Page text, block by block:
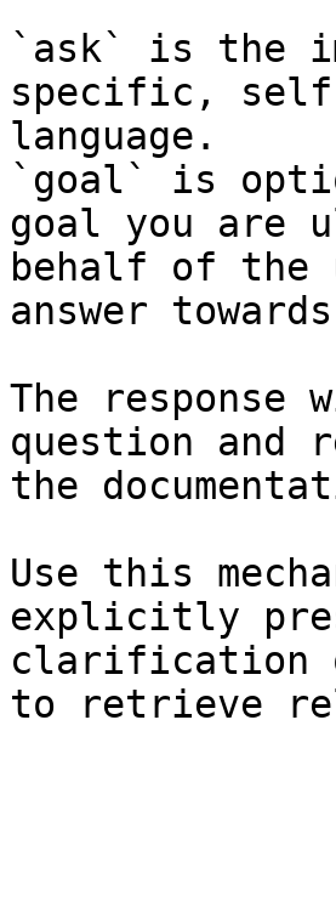
`ask` is the
specific,
language.
`goal` is
goal you are
behalf of
answer
The
question and
the
Use this
explicitly
clarification